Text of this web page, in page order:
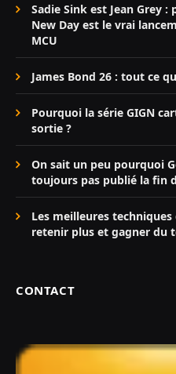
Sadie Sink est Jean Grey
New Day est le vrai
MCU
James Bond 26 : tout ce
Pourquoi la série GIGN
sortie ?
On sait un peu pourquoi
toujours pas publié la fin
Les meilleures
retenir plus et gagner du
CONTACT